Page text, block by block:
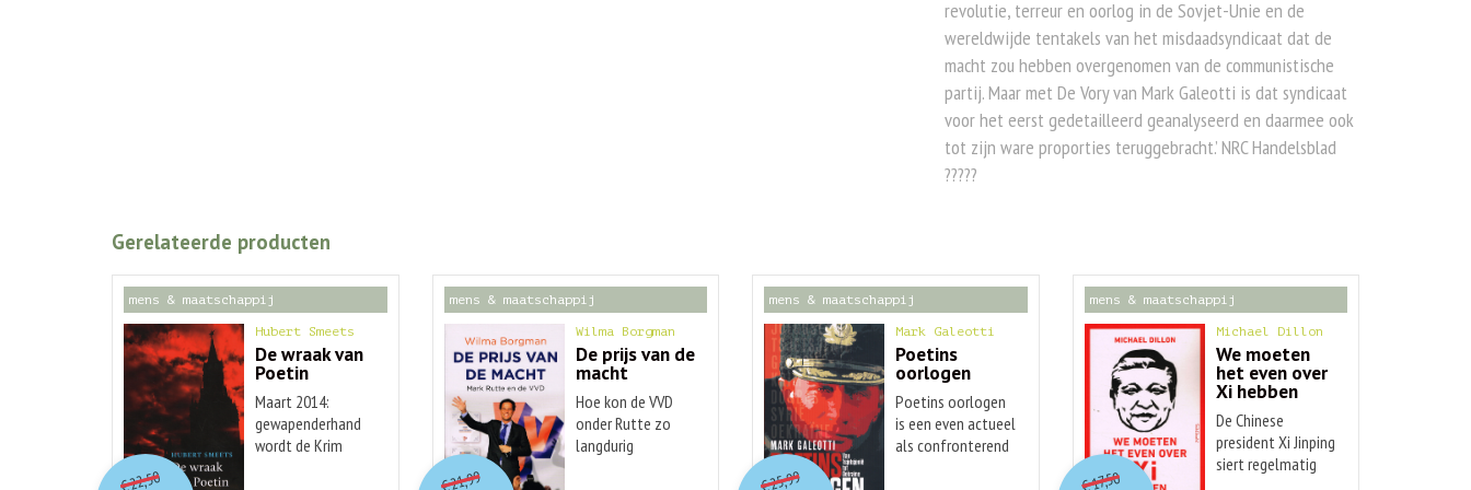
revolutie, terreur en oorlog in de Sovjet-Unie en de
wereldwijde tentakels van het misdaadsyndicaat dat de
macht zou hebben overgenomen van de communistische
partij. Maar met De Vory van Mark Galeotti is dat syndicaat
voor het eerst gedetailleerd geanalyseerd en daarmee ook
tot zijn ware proporties teruggebracht.’ NRC Handelsblad
?????
Gerelateerde producten
mens & maatschappij
Hubert Smeets
De wraak van
Poetin
Maart 2014:
gewapenderhand
wordt de Krim
22,50O
orspr
onkelijke
Huidige
mens & maatschappij
Wilma Borgman
De prijs van de
macht
Hoe kon de VVD
onder Rutte zo
langdurig
21,99O
orspr
onkelijke
Huidige
mens & maatschappij
Mark Galeotti
Poetins
oorlogen
Poetins oorlogen
is een even actueel
als confronterend
25,99O
orspr
onkelijke
Huidige
mens & maatschappij
Michael Dillon
We moeten
het even over
Xi hebben
De Chinese
president Xi Jinping
siert regelmatig
17,50O
orspr
onkelijke
Huidige